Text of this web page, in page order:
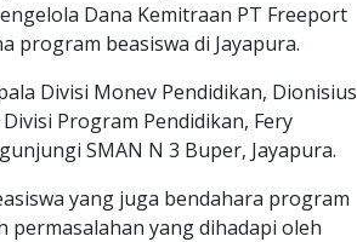
Dana Kemitraan PT Freeport
program beasiswa di Jayapura.
Divisi Monev Pendidikan, Dionisius
Program Pendidikan, Fery
SMAN N 3 Buper, Jayapura.
yang juga bendahara program
permasalahan yang dihadapi oleh